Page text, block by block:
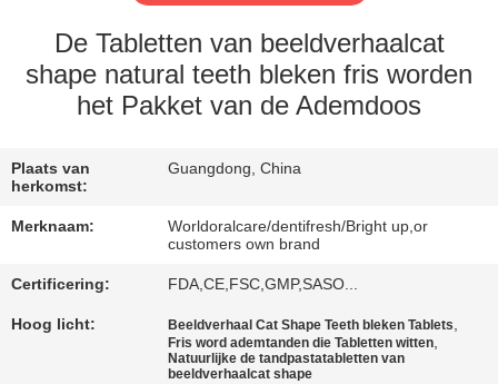
FABRIEKSREIS
KWALITEITSCONTROLE
CONTACTEER
VERZOEK
OM
De Tabletten van beeldverhaalcat
shape natural teeth bleken fris worden
het Pakket van de Ademdoos
Plaats van
herkomst:
Guangdong, China
Merknaam:
Worldoralcare/dentifresh/Bright up,or
customers own brand
Certificering: FDA,CE,FSC,GMP,SASO...
Hoog licht: Beeldverhaal Cat Shape Teeth bleken Tablets,
Fris word ademtanden die Tabletten witten,
Natuurlijke de tandpastatabletten van
beeldverhaalcat shape